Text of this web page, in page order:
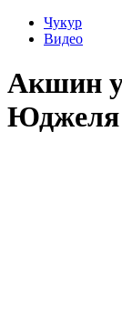
Чукур
Видео
Акшин
Юджеля